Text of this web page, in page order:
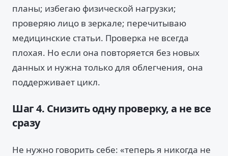
планы; избегаю физической нагрузки;
проверяю лицо в зеркале; перечитываю
медицинские статьи. Проверка не всегда
плохая. Но если она повторяется без новых
данных и нужна только для облегчения, она
поддерживает цикл.
Шаг 4. Снизить одну проверку, а не все
сразу
Не нужно говорить себе: «теперь я никогда не